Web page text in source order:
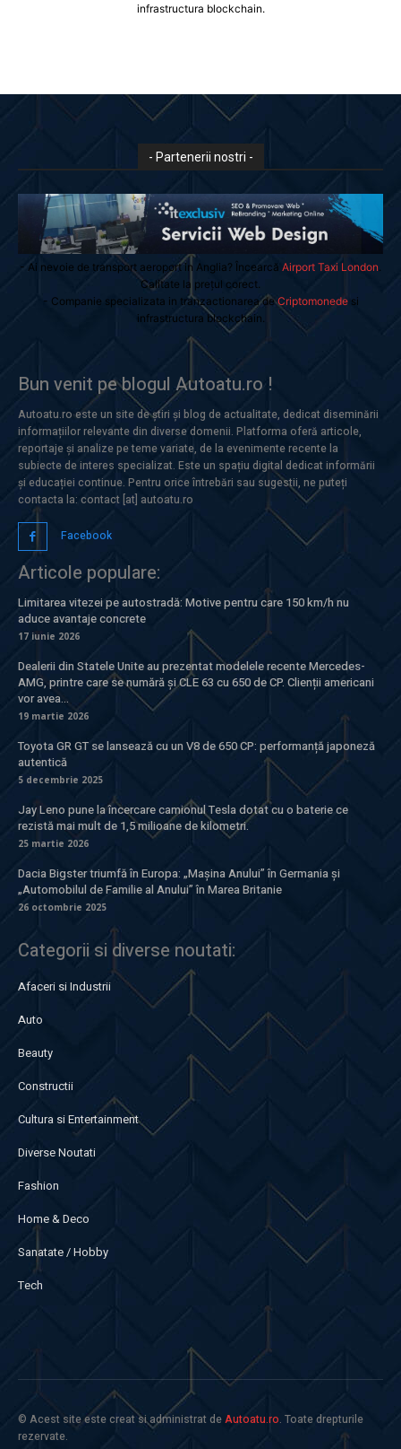
infrastructura blockchain.
- Partenerii nostri -
- Ai nevoie de transport aeroport in Anglia? Încearcă Airport Taxi London
Calitate la prețul corect.
- Companie specializata in tranzactionarea deCriptomonedesi
infrastructura blockchain.
Bun venit pe blogul Autoatu.ro !
Autoatu.ro este un site de știri și blog de actualitate, dedicat diseminării
informațiilor relevante din diverse domenii. Platforma oferă articole,
reportaje și analize pe teme variate, de la evenimente recente la
subiecte de interes specializat. Este un spațiu digital dedicat informării
și educației continue. Pentru orice întrebări sau sugestii, ne puteți
contacta la: contact [at] autoatu.ro
Facebook
Articole populare:
Limitarea vitezei pe autostradă: Motive pentru care 150 km/h nu
aduce avantaje concrete
17 iunie 2026
Dealerii din Statele Unite au prezentat modelele recente Mercedes-
AMG, printre care se numără și CLE 63 cu 650 de CP. Clienții americani
vor avea...
19 martie 2026
Toyota GR GT se lansează cu un V8 de 650 CP: performanță japoneză
autentică
5 decembrie 2025
Jay Leno pune la încercare camionul Tesla dotat cu o baterie ce
rezistă mai mult de 1,5 milioane de kilometri.
25 martie 2026
Dacia Bigster triumfă în Europa: „Mașina Anului” în Germania și
„Automobilul de Familie al Anului” în Marea Britanie
26 octombrie 2025
Categorii si diverse noutati:
Afaceri si Industrii
Auto
Beauty
Constructii
Cultura si Entertainment
Diverse Noutati
Fashion
Home & Deco
Sanatate / Hobby
Tech
© Acest site este creat si administrat deAutoatu.ro. Toate drepturile
rezervate.